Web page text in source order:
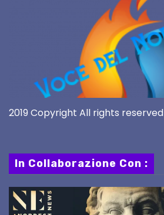
2019 Copyright All rights reserved
In Collaborazione Con :